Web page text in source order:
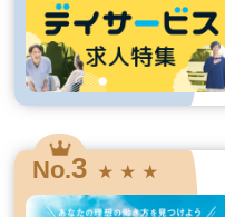
No.3 ★ ★ ★